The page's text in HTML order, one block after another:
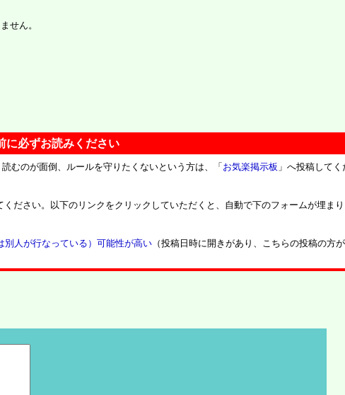
せん。
に必ずお読みください
読むのが面倒、ルールを守りたくないという方は、「お気楽掲示板 」へ投稿してく
ださい。以下のリンクをクリックしていただくと、自動で下のフォームが埋ま
別人が行なっている）可能性が高い （投稿日時に開きがあり、こちらの投稿の方